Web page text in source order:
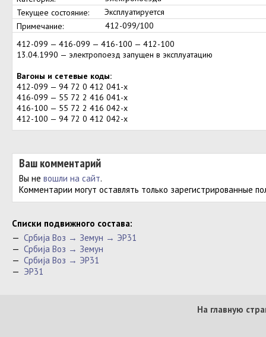
Текущее состояние:
Эксплуатируется
Примечание:
412-099/100
412-099 — 416-099 — 416-100 — 412-100
13.04.1990 — электропоезд запущен в эксплуатацию
Вагоны и сетевые коды:
412-099 — 94 72 0 412 041-х
416-099 — 55 72 2 416 041-х
416-100 — 55 72 2 416 042-х
412-100 — 94 72 0 412 042-х
Ваш комментарий
Вы не вошли на сайт.
Комментарии могут оставлять только зарегистрированные
Cписки подвижного состава:
— Србиja Воз → Земун → ЭР31
— Србиja Воз → Земун
— Србиja Воз → ЭР31
— ЭР31
На главную